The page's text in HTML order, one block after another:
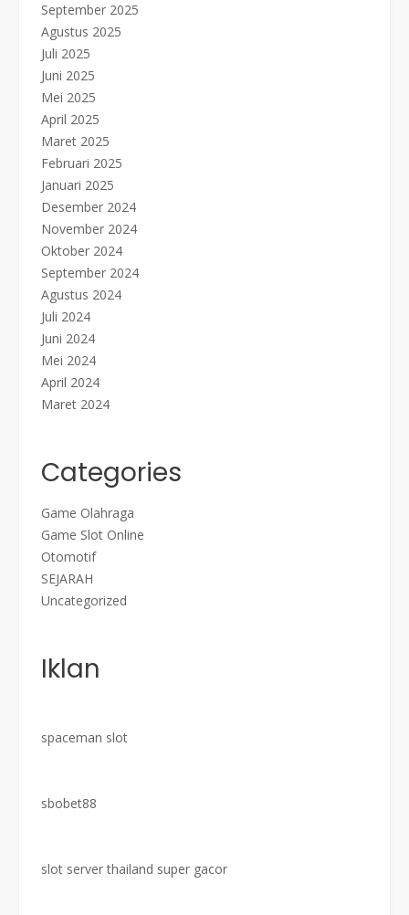
September 2025
Agustus 2025
Juli 2025
Juni 2025
Mei 2025
April 2025
Maret 2025
Februari 2025
Januari 2025
Desember 2024
November 2024
Oktober 2024
September 2024
Agustus 2024
Juli 2024
Juni 2024
Mei 2024
April 2024
Maret 2024
Categories
Game Olahraga
Game Slot Online
Otomotif
SEJARAH
Uncategorized
Iklan
spaceman slot
sbobet88
slot server thailand super gacor